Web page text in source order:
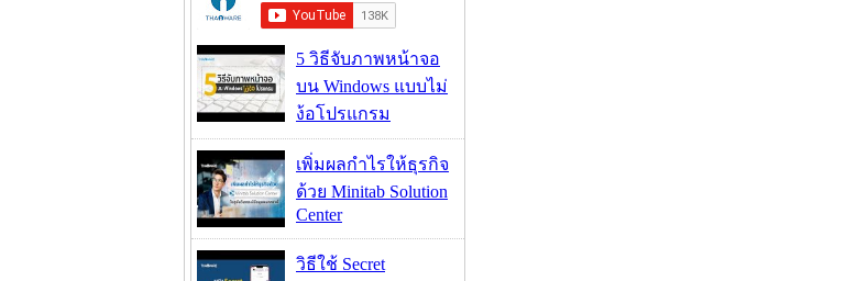
5 วิธีจับภาพหน้าจอ
บน Windows แบบไม่
ง้อโปรแกรม
เพิ่มผลกำไรให้ธุรกิจ
ด้วย Minitab Solution
Center
วิธีใช้ Secret